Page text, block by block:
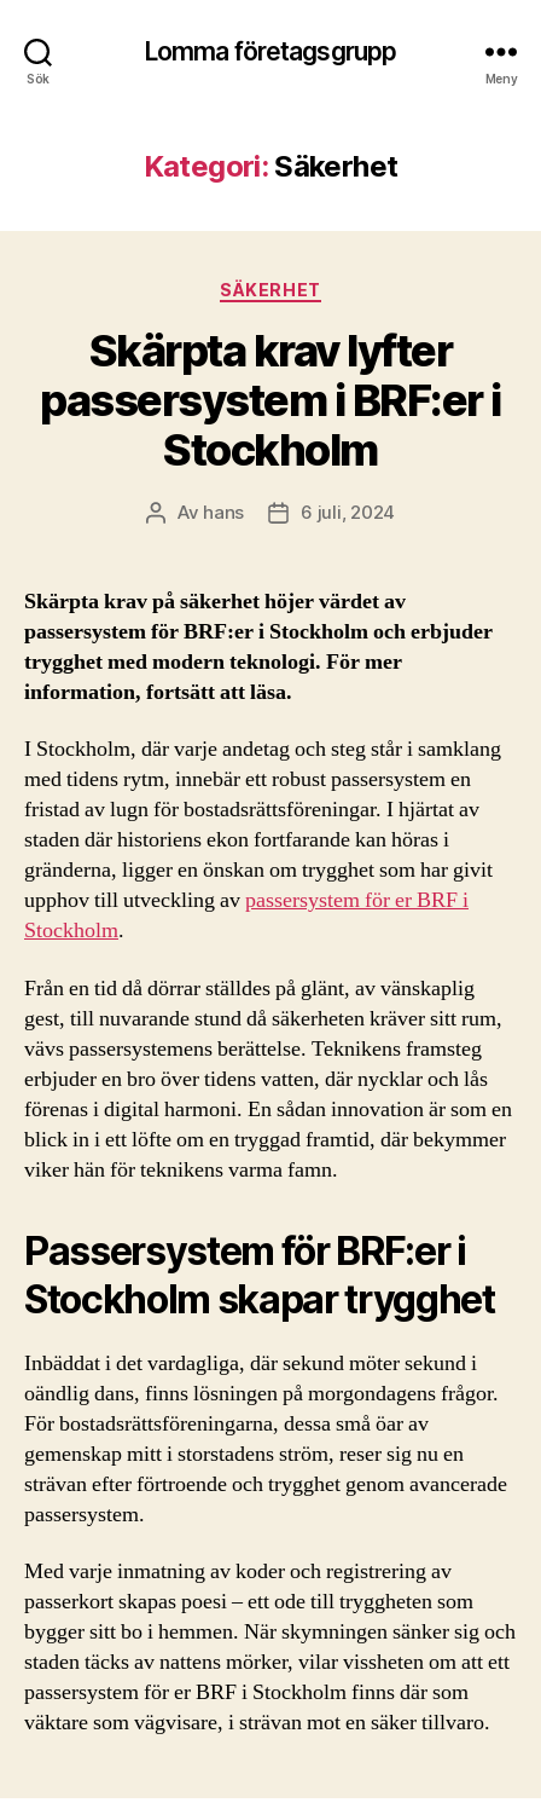
Sök
Lomma företagsgrupp
Meny
Kategori: Säkerhet
Kategorier
SÄKERHET
Skärpta krav lyfter
passersystem i BRF:er i
Stockholm
Inläggsförfattare
Av hans Inläggsdatum
6 juli, 2024
Skärpta krav på säkerhet höjer värdet av
passersystem för BRF:er i Stockholm och erbjuder
trygghet med modern teknologi. För mer
information, fortsätt att läsa.
I Stockholm, där varje andetag och steg står i samklang
med tidens rytm, innebär ett robust passersystem en
fristad av lugn för bostadsrättsföreningar. I hjärtat av
staden där historiens ekon fortfarande kan höras i
gränderna, ligger en önskan om trygghet som har givit
upphov till utveckling avpassersystem för er BRF i
Stockholm.
Från en tid då dörrar ställdes på glänt, av vänskaplig
gest, till nuvarande stund då säkerheten kräver sitt rum,
vävs passersystemens berättelse. Teknikens framsteg
erbjuder en bro över tidens vatten, där nycklar och lås
förenas i digital harmoni. En sådan innovation är som en
blick in i ett löfte om en tryggad framtid, där bekymmer
viker hän för teknikens varma famn.
Passersystem för BRF:er i
Stockholm skapar trygghet
Inbäddat i det vardagliga, där sekund möter sekund i
oändlig dans, finns lösningen på morgondagens frågor.
För bostadsrättsföreningarna, dessa små öar av
gemenskap mitt i storstadens ström, reser sig nu en
strävan efter förtroende och trygghet genom avancerade
passersystem.
Med varje inmatning av koder och registrering av
passerkort skapas poesi – ett ode till tryggheten som
bygger sitt bo i hemmen. När skymningen sänker sig och
staden täcks av nattens mörker, vilar vissheten om att ett
passersystem för er BRF i Stockholm finns där som
väktare som vägvisare, i strävan mot en säker tillvaro.